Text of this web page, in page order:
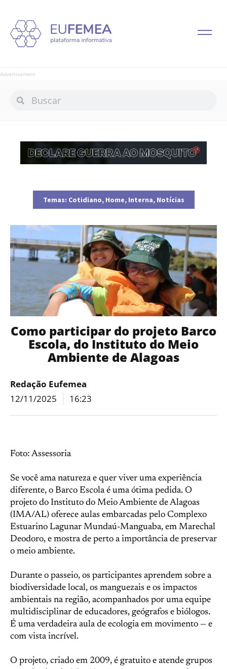
Advertisement
Temas: Cotidiano, Home, Interna, Notícias
Como participar do projeto Barco
Escola, do Instituto do Meio
Ambiente de Alagoas
Redação Eufemea
12/11/2025
16:23
Foto: Assessoria
Se você ama natureza e quer viver uma experiência
diferente, o Barco Escola é uma ótima pedida. O
projeto do Instituto do Meio Ambiente de Alagoas
(IMA/AL) oferece aulas embarcadas pelo Complexo
Estuarino Lagunar Mundaú-Manguaba, em Marechal
Deodoro, e mostra de perto a importância de preservar
o meio ambiente.
Durante o passeio, os participantes aprendem sobre a
biodiversidade local, os manguezais e os impactos
ambientais na região, acompanhados por uma equipe
multidisciplinar de educadores, geógrafos e biólogos.
É uma verdadeira aula de ecologia em movimento — e
com vista incrível.
O projeto, criado em 2009, é gratuito e atende grupos